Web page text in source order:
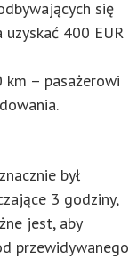
się
400 EUR
– pasażerowi
był
3 godziny,
jest, aby
przewidywanego